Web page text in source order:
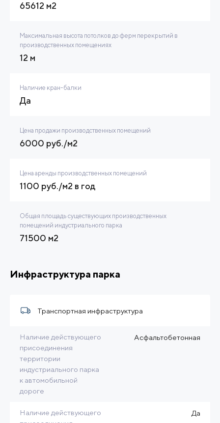
65612 м2
Максимальная высота потолков до ферм перекрытий в
производственных помещениях
12 м
Наличие кран-балки
Да
Цена продажи производственных помещений
6000 руб./м2
Цена аренды производственных помещений
1100 руб./м2 в год
Общая площадь существующих производственных
помещений индустриального парка
71500 м2
Инфраструктура парка
Транспортная инфраструктура
Наличие действующего
присоединения
территории
индустриального парка
к автомобильной
дороге
Асфальтобетонная
Наличие действующего
Да